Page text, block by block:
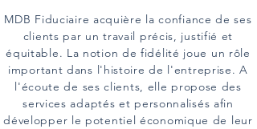
MDB Fiduciaire acquière la confiance de ses
clients par un travail précis, justifié et
équitable. La notion de fidélité joue un rôle
important dans l'histoire de l'entreprise. A
l'écoute de ses clients, elle propose des
services adaptés et personnalisés afin
développer le potentiel économique de leur